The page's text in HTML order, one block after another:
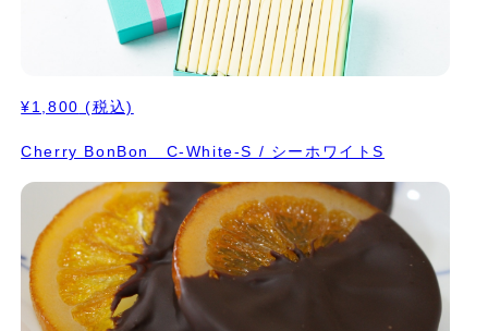
¥1,800 (税込)
Cherry BonBon C-White-S / シーホワイトS